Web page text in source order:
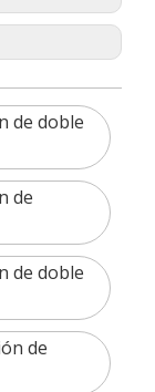
de doble
de
de doble
de